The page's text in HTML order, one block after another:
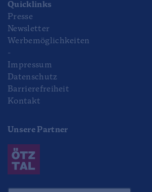
Quicklinks
Presse
Newsletter
Werbemöglichkeiten
-
Impressum
Datenschutz
Barrierefreiheit
Kontakt
Unsere Partner